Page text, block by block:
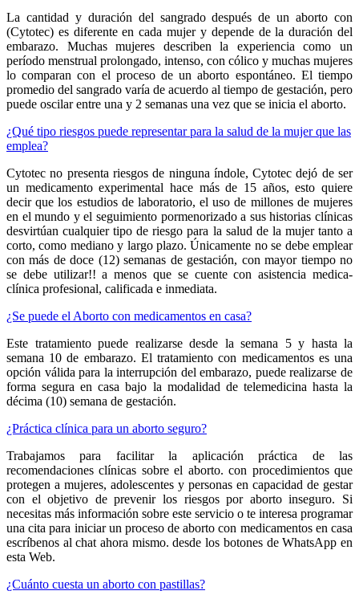
La cantidad y duración del sangrado después de un aborto con
(Cytotec) es diferente en cada mujer y depende de la duración del
embarazo. Muchas mujeres describen la experiencia como un
período menstrual prolongado, intenso, con cólico y muchas mujeres
lo comparan con el proceso de un aborto espontáneo. El tiempo
promedio del sangrado varía de acuerdo al tiempo de gestación, pero
puede oscilar entre una y 2 semanas una vez que se inicia el aborto.
¿Qué tipo riesgos puede representar para la salud de la mujer que las
emplea?
Cytotec no presenta riesgos de ninguna índole, Cytotec dejó de ser
un medicamento experimental hace más de 15 años, esto quiere
decir que los estudios de laboratorio, el uso de millones de mujeres
en el mundo y el seguimiento pormenorizado a sus historias clínicas
desvirtúan cualquier tipo de riesgo para la salud de la mujer tanto a
corto, como mediano y largo plazo. Únicamente no se debe emplear
con más de doce (12) semanas de gestación, con mayor tiempo no
se debe utilizar!! a menos que se cuente con asistencia medica-
clínica profesional, calificada e inmediata.
¿Se puede el Aborto con medicamentos en casa?
Este tratamiento puede realizarse desde la semana 5 y hasta la
semana 10 de embarazo. El tratamiento con medicamentos es una
opción válida para la interrupción del embarazo, puede realizarse de
forma segura en casa bajo la modalidad de telemedicina hasta la
décima (10) semana de gestación.
¿Práctica clínica para un aborto seguro?
Trabajamos para facilitar la aplicación práctica de las
recomendaciones clínicas sobre el aborto. con procedimientos que
protegen a mujeres, adolescentes y personas en capacidad de gestar
con el objetivo de prevenir los riesgos por aborto inseguro. Si
necesitas más información sobre este servicio o te interesa programar
una cita para iniciar un proceso de aborto con medicamentos en casa
escríbenos al chat ahora mismo. desde los botones de WhatsApp en
esta Web.
¿Cuánto cuesta un aborto con pastillas?